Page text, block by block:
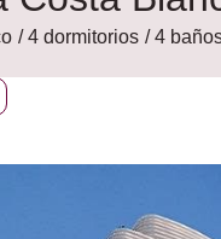
/ 4 dormitorios / 4